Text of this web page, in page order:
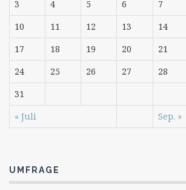
3
4 5 6 7
10
11 12 13 14
17
18 19 20 21
24
25 26 27 28
31
« Juli
Sep. »
UMFRAGE